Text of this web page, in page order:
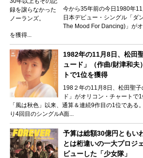
今から35年前の今日1980年
日本デビュー・シングル「ダ
The Mood For Dancing)」が
を獲得...
1982年の11月8日、松田
ュード」（作曲/財津和夫
トで1位を獲得
198２年の11月8日、松田聖
ド」がオリコン・チャートで
「風は秋色」以来、通算＆連続9作目の1位である
り4回目のシングルA面...
予算は総額30億円ともい
とは桁違いの一大プロジ
ビューした「少女隊」